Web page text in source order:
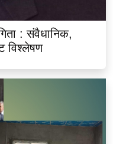
: संवैधानिक,
विश्लेषण